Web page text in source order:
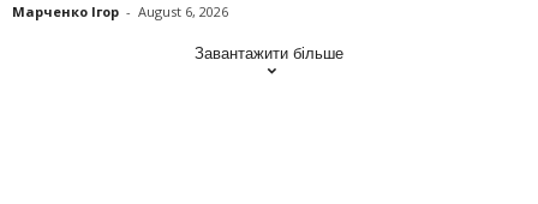
Марченко Ігор - August 6, 2026
Завантажити більше